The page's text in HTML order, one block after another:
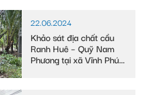
22.06.2024
Khảo sát địa chất cầu
Ranh Huê – Quỹ Nam
Phương tại xã Vĩnh Phú